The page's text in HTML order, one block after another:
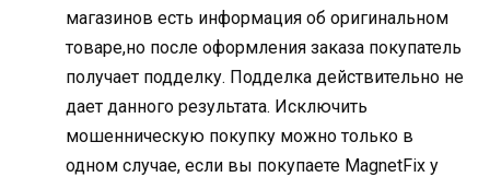
магазинов есть информация об оригинальном
товаре,но после оформления заказа покупатель
получает подделку. Подделка действительно не
дает данного результата. Исключить
мошенническую покупку можно только в
одном случае, если вы покупаете MagnetFix у